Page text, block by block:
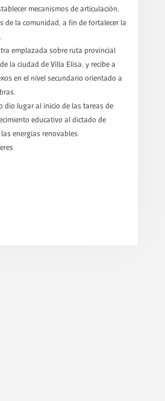
mecanismos de articulación,
de la comunidad, a fin de fortalecer la
emplazada sobre ruta provincial
la ciudad de Villa Elisa, y recibe a
en el nivel secundario orientado a
dio lugar al inicio de las tareas de
educativo al dictado de
energías renovables.